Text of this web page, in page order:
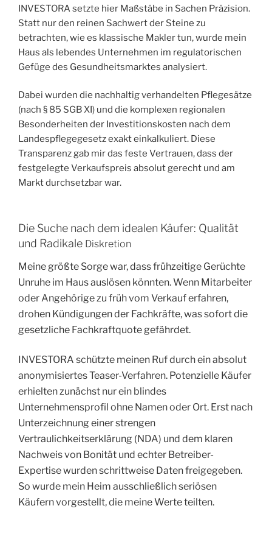
INVESTORA setzte hier Maßstäbe in Sachen Präzision.
Statt nur den reinen Sachwert der Steine zu
betrachten, wie es klassische Makler tun, wurde mein
Haus als lebendes Unternehmen im regulatorischen
Gefüge des Gesundheitsmarktes analysiert.
Dabei wurden die nachhaltig verhandelten Pflegesätze
(nach § 85 SGB XI) und die komplexen regionalen
Besonderheiten der Investitionskosten nach dem
Landespflegegesetz exakt einkalkuliert. Diese
Transparenz gab mir das feste Vertrauen, dass der
festgelegte Verkaufspreis absolut gerecht und am
Markt durchsetzbar war.
Die Suche nach dem idealen Käufer: Qualität
und Radikale Diskretion
Meine größte Sorge war, dass frühzeitige Gerüchte
Unruhe im Haus auslösen könnten. Wenn Mitarbeiter
oder Angehörige zu früh vom Verkauf erfahren,
drohen Kündigungen der Fachkräfte, was sofort die
gesetzliche Fachkraftquote gefährdet.
INVESTORA schützte meinen Ruf durch ein absolut
anonymisiertes Teaser-Verfahren. Potenzielle Käufer
erhielten zunächst nur ein blindes
Unternehmensprofil ohne Namen oder Ort. Erst nach
Unterzeichnung einer strengen
Vertraulichkeitserklärung (NDA) und dem klaren
Nachweis von Bonität und echter Betreiber-
Expertise wurden schrittweise Daten freigegeben.
So wurde mein Heim ausschließlich seriösen
Käufern vorgestellt, die meine Werte teilten.